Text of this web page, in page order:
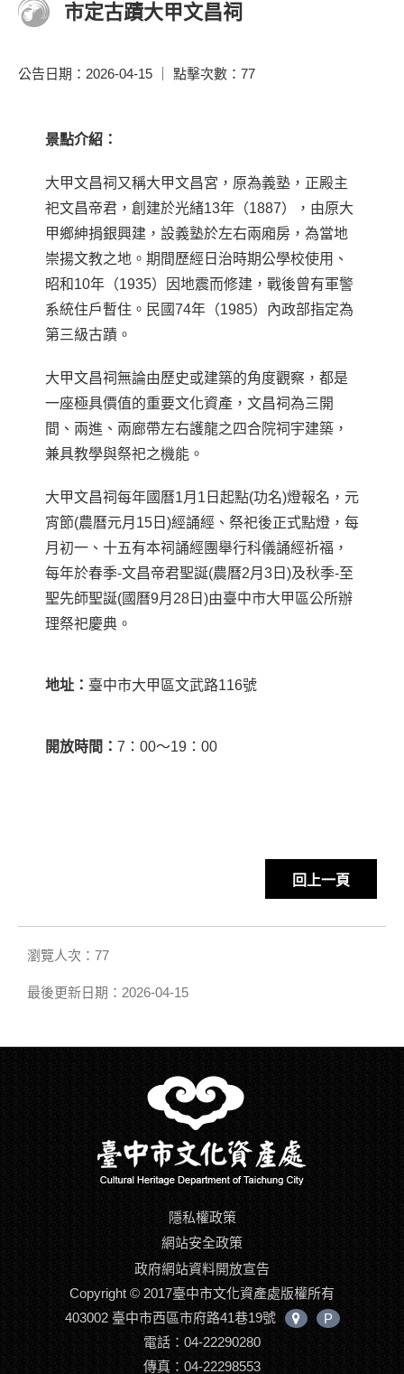
市定古蹟大甲文昌祠
公告日期：2026-04-15 ｜ 點擊次數：77
景點介紹：
大甲文昌祠又稱大甲文昌宮，原為義塾 ，正殿主
祀文昌帝君 ，創建於光緒13年（1887），由原大
甲鄉紳捐銀興建，設義塾於左右兩廂房， 為當地
崇揚文教之地。期間歷經日治時期公學校使用、
昭和10年（1935）
因地震而修建，戰後曾有軍警
系統住戶暫住。民國74年（1985）內政部指定為
第三級古蹟。
大甲文昌祠無論由歷史或建築的角度觀察，都是
一座極具價值的重要文化資產，文昌祠為三開
間、兩進、兩廊帶左右護龍之四合院祠宇建築，
兼具教學與祭祀之機能。
大甲文昌祠每年國曆1月1日起點(功名)燈報名，元
宵節(農曆元月 15 日 )經誦經、祭祀後正式點燈，每
月初一、十五有本祠誦經團舉行科儀誦經祈福，
每年於春季-文昌帝君聖誕(農曆2月 3 日 )及秋季-至
聖先師聖誕(國曆9月 28 日 )由臺中市大甲區公所辦
理祭祀慶典。
地址： 臺中市大甲區文武路116號
開放時間： 7：00〜19：00
回上一頁
瀏覽人次：77
最後更新日期：2026-04-15
隱私權政策
網站安全政策
政府網站資料開放宣告
Copyright © 2017臺中市文化資產處版權所有
403002 臺中市西區市府路41巷19號
中
P
電話：04-22290280
傳真：04-22298553